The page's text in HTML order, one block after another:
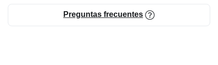
- Extensión: 230 páginas
- Entrega: Acceso inmediato tras la compra
Preguntas frecuentes